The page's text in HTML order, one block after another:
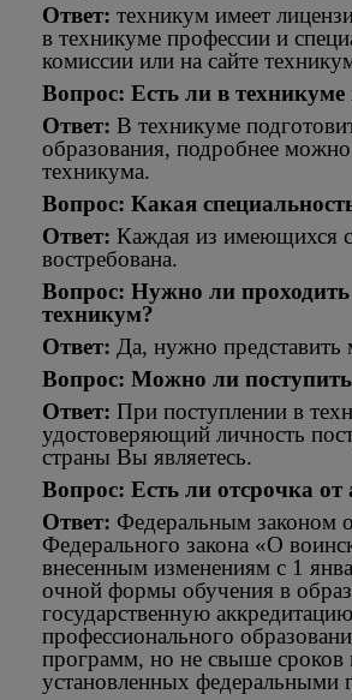
Ответ: техникум имеет
в техникуме профессии и
комиссии или на сайте
Вопрос: Есть ли в
Ответ: В техникуме
образования, подробнее
техникума.
Вопрос: Какая
Ответ: Каждая из имеющихся
востребована.
Вопрос: Нужно ли
техникум?
Ответ: Да, нужно
Вопрос: Можно ли
Ответ: При поступлении в
удостоверяющий личность
страны Вы являетесь.
Вопрос: Есть ли отсрочка от
Ответ: Федеральным законом
Федерального закона «О
внесенным изменениям с 1
очной формы обучения в
государственную
профессионального
программ, но не свыше сроков
установленных федеральными